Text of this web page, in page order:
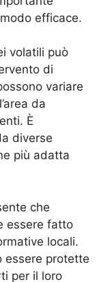
efficace.
volatili può
di
variare
da
È
diverse
più adatta
che
essere fatto
locali.
essere protette
per il loro